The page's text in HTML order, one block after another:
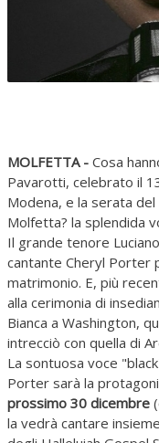
MOLFETTA - Cosa
Pavarotti, celebrato il
Modena, e la serata
Molfetta? la splendida
Il grande tenore
cantante Cheryl Porter
matrimonio. E, più
alla cerimonia di
Bianca a Washington,
intrecciò con quella di
La sontuosa voce
Porter sarà la
prossimo 30 dicembre
la vedrà cantare